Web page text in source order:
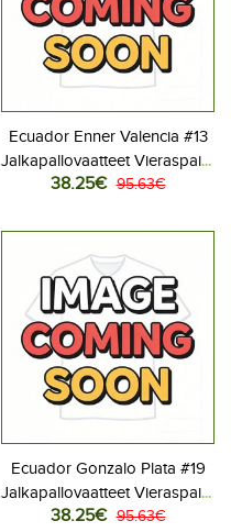
Ecuador Enner Valencia #13
Jalkapallovaatteet Vieraspaita
MM-kisat 2026 Lyhythihainen
38.25€ 95.63€
Ecuador Gonzalo Plata #19
Jalkapallovaatteet Vieraspaita
MM-kisat 2026 Lyhythihainen
38.25€ 95.63€